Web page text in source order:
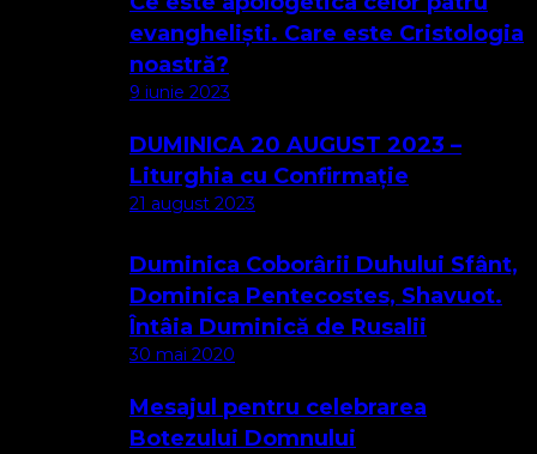
evangheliști. Care este Cristologia
noastră?
9 iunie 2023
DUMINICA 20 AUGUST 2023 –
Liturghia cu Confirmație
21 august 2023
Duminica Coborârii Duhului Sfânt,
Dominica Pentecostes, Shavuot.
Întâia Duminică de Rusalii
30 mai 2020
Mesajul pentru celebrarea
Botezului Domnului